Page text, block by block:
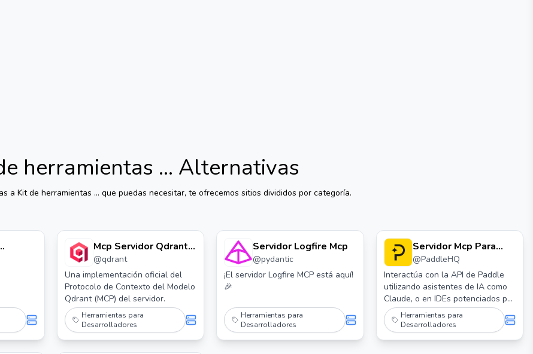
herramientas ... Alternativas
a Kit de herramientas ... que puedas necesitar, te ofrecemos sitios divididos por categoría.
Mcp Servidor Qdrant:
Un Servidor Mcp de
Qdrant
@qdrant
Una implementación oficial del
Protocolo de Contexto del Modelo
Qdrant (MCP) del servidor.
Herramientas para
Desarrolladores
Servidor Logfire Mcp
@pydantic
¡El servidor Logfire MCP está aquí!
🎉
Herramientas para
Desarrolladores
Servidor Mcp Para
Facturación Paddle
@PaddleHQ
Interactúa con la API de Paddle
utilizando asistentes de IA como
Claude, o en IDEs potenciados por
IA como Cursor. Gestiona el
catálogo de productos, la
facturación y suscripciones, y los
Herramientas para
Desarrolladores